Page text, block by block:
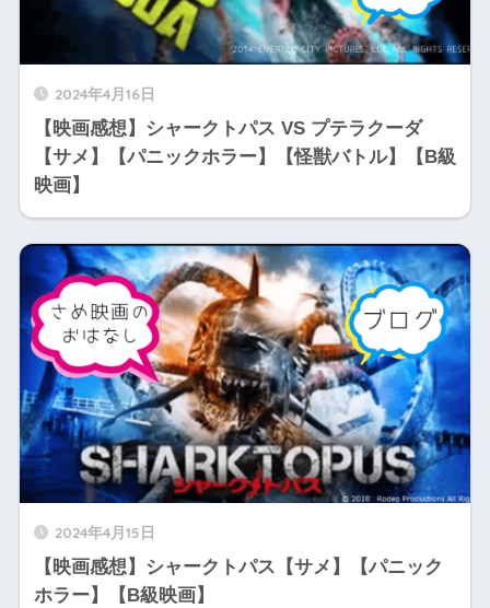
2024年4月16日
【映画感想】シャークトパス VS プテラクーダ
【サメ】【パニックホラー】【怪獣バトル】【B級
映画】
2024年4月15日
【映画感想】シャークトパス【サメ】【パニック
ホラー】【B級映画】